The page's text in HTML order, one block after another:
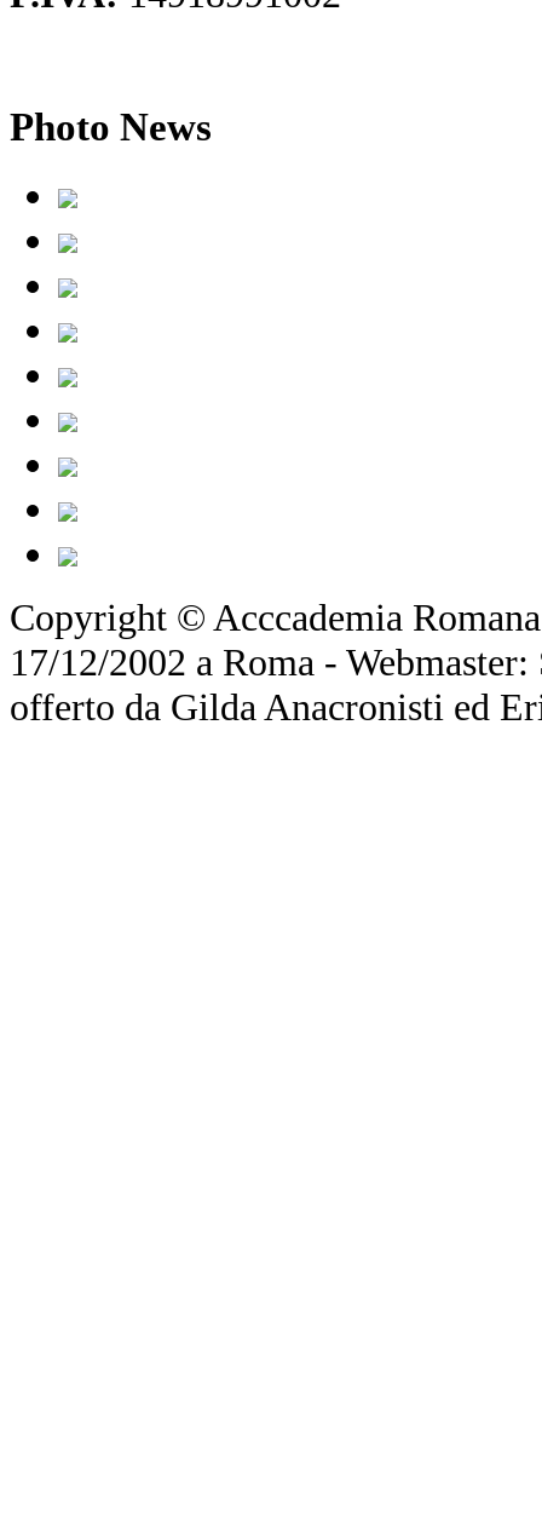
Photo News
Copyright © Acccademia
17/12/2002 a Roma -
offerto da Gilda Anacronisti ed